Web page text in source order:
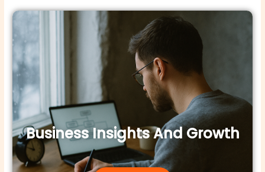
Business Insights And Growth